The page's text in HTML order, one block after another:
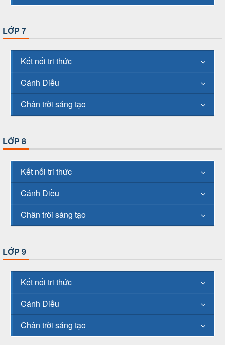
LỚP 7
Kết nối tri thức
Cánh Diều
Chân trời sáng tạo
LỚP 8
Kết nối tri thức
Cánh Diều
Chân trời sáng tạo
LỚP 9
Kết nối tri thức
Cánh Diều
Chân trời sáng tạo